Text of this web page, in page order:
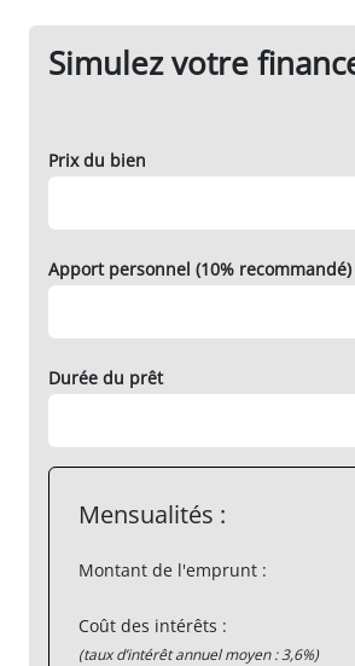
Simulez votre
Prix du bien
Apport personnel (10% recommandé)
Durée du prêt
Mensualités :
Montant de l'emprunt :
Coût des intérêts :
(taux d’intérêt annuel moyen : 3,6%)